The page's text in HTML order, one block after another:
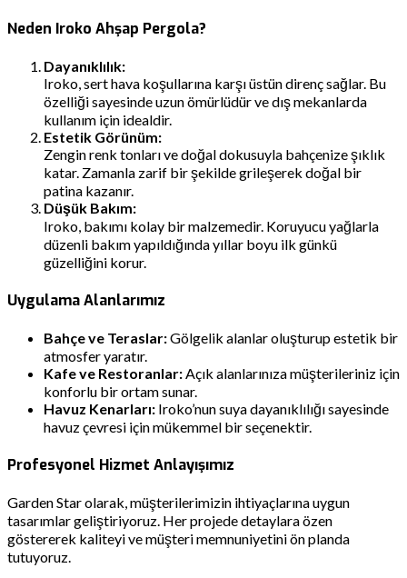
Neden Iroko Ahşap Pergola?
Dayanıklılık:
Iroko, sert hava koşullarına karşı üstün direnç sağlar. Bu
özelliği sayesinde uzun ömürlüdür ve dış mekanlarda
kullanım için idealdir.
Estetik Görünüm:
Zengin renk tonları ve doğal dokusuyla bahçenize şıklık
katar. Zamanla zarif bir şekilde grileşerek doğal bir
patina kazanır.
Düşük Bakım:
Iroko, bakımı kolay bir malzemedir. Koruyucu yağlarla
düzenli bakım yapıldığında yıllar boyu ilk günkü
güzelliğini korur.
Uygulama Alanlarımız
Bahçe ve Teraslar:Gölgelik alanlar oluşturup estetik bir
atmosfer yaratır.
Kafe ve Restoranlar:Açık alanlarınıza müşterileriniz için
konforlu bir ortam sunar.
Havuz Kenarları: Iroko’nun suya dayanıklılığı sayesinde
havuz çevresi için mükemmel bir seçenektir.
Profesyonel Hizmet Anlayışımız
Garden Star olarak, müşterilerimizin ihtiyaçlarına uygun
tasarımlar geliştiriyoruz. Her projede detaylara özen
göstererek kaliteyi ve müşteri memnuniyetini ön planda
tutuyoruz.